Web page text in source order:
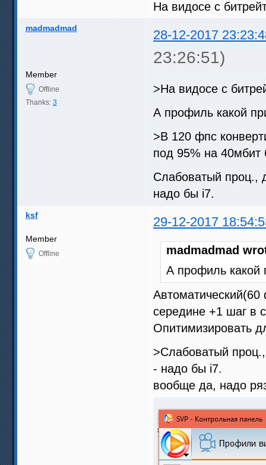
На видосе с
madmadmad 28-12-2017
23:26:51)
Member
Offline
Thanks: 3
>На видосе с
А профиль какой
>В 120 фпс
под 95% на 40мбит
Слабоватый проц.,
надо бы i7.
ksf 29-12-2017
Member
Offline
madmadmad
А профиль какой
Автоматический(60
середине +1 шаг в
Опитимизировать
>Слабоватый
- надо бы i7.
вообще да, надо